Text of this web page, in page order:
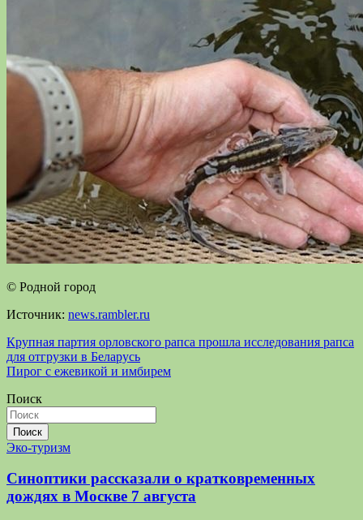
© Родной город
Источник: news.rambler.ru
Навигация
по
Крупная партия орловского рапса прошла исследования рапса
для отгрузки в Беларусь
Пирог с ежевикой и имбирем
Поиск
Поиск
Эко-туризм
Синоптики рассказали о кратковременных
дождях в Москве 7 августа